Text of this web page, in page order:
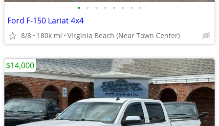
• • • • • • • •
Ford F-150 Lariat 4x4
8/8 180k mi Virginia Beach (Near Town Center)
$14,000